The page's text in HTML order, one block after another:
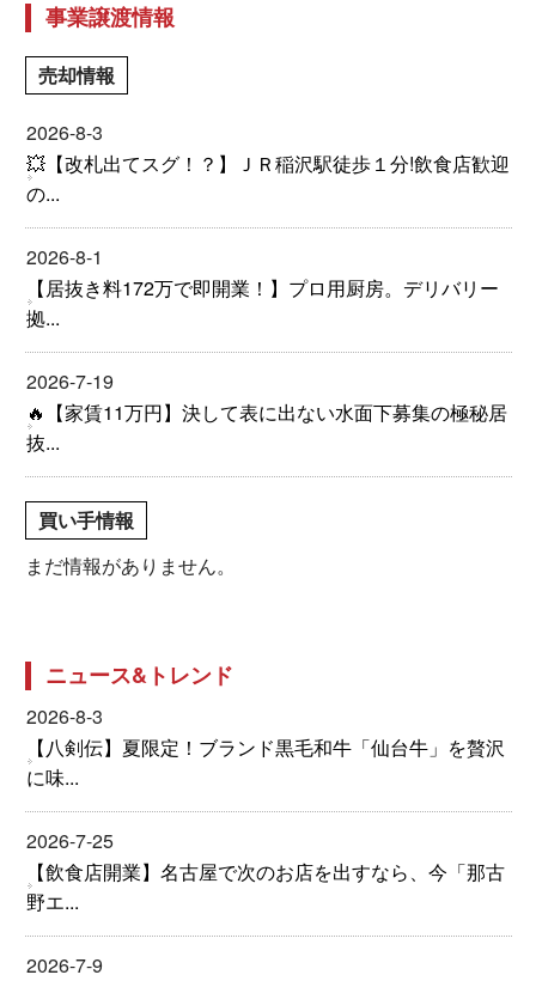
事業譲渡情報
売却情報
2026-8-3
💥【改札出てスグ！？】ＪＲ稲沢駅徒歩１分!飲食店歓迎
の...
2026-8-1
【居抜き料172万で即開業！】プロ用厨房。デリバリー
拠...
2026-7-19
🔥【家賃11万円】決して表に出ない水面下募集の極秘居
抜...
買い手情報
まだ情報がありません。
ニュース&トレンド
2026-8-3
【八剣伝】夏限定！ブランド黒毛和牛「仙台牛」を贅沢
に味...
2026-7-25
【飲食店開業】名古屋で次のお店を出すなら、今「那古
野エ...
2026-7-9